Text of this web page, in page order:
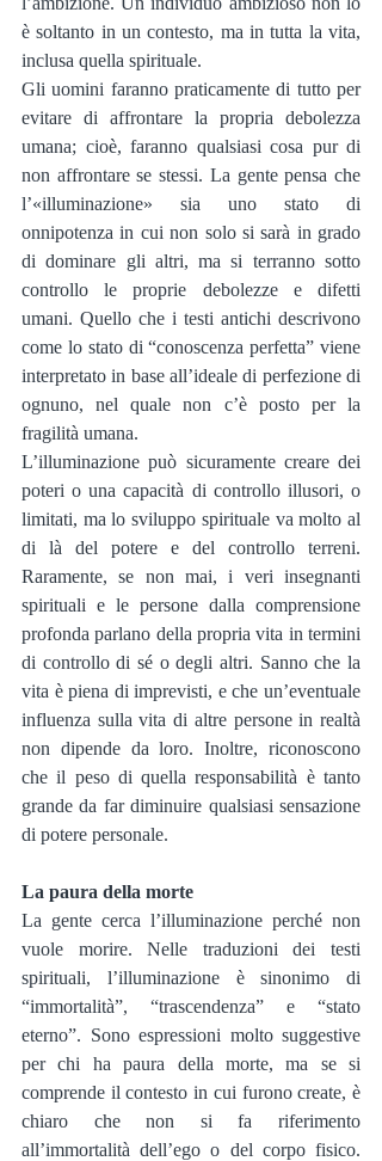
è soltanto in un contesto, ma in tutta la vita,
inclusa quella spirituale.
Gli uomini faranno praticamente di tutto per
evitare di affrontare la propria debolezza
umana; cioè, faranno qualsiasi cosa pur di
non affrontare se stessi. La gente pensa che
l’«illuminazione» sia uno stato di
onnipotenza in cui non solo si sarà in grado
di dominare gli altri, ma si terranno sotto
controllo le proprie debolezze e difetti
umani. Quello che i testi antichi descrivono
come lo stato di “conoscenza perfetta” viene
interpretato in base all’ideale di perfezione di
ognuno, nel quale non c’è posto per la
fragilità umana.
L’illuminazione può sicuramente creare dei
poteri o una capacità di controllo illusori, o
limitati, ma lo sviluppo spirituale va molto al
di là del potere e del controllo terreni.
Raramente, se non mai, i veri insegnanti
spirituali e le persone dalla comprensione
profonda parlano della propria vita in termini
di controllo di sé o degli altri. Sanno che la
vita è piena di imprevisti, e che un’eventuale
influenza sulla vita di altre persone in realtà
non dipende da loro. Inoltre, riconoscono
che il peso di quella responsabilità è tanto
grande da far diminuire qualsiasi sensazione
di potere personale.
La paura della morte
La gente cerca l’illuminazione perché non
vuole morire. Nelle traduzioni dei testi
spirituali, l’illuminazione è sinonimo di
“immortalità”, “trascendenza” e “stato
eterno”. Sono espressioni molto suggestive
per chi ha paura della morte, ma se si
comprende il contesto in cui furono create, è
chiaro che non si fa riferimento
all’immortalità dell’ego o del corpo fisico.